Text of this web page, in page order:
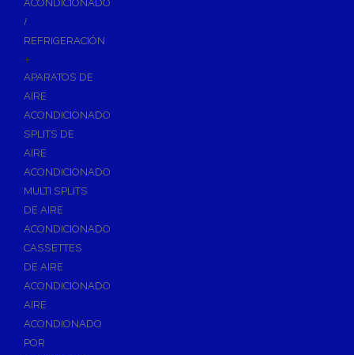
Asientos y Tapas de WC
Lavabos
Urinarios
Bidés
Vertederos Baño
Sanitarios Suspendidos
Placas de Accionamiento para Cisternas
Cisternas Empotradas
Seguridad en el Baño
Wellness
Calefacción y A.C.S
ACONDICIONADO
/
REFRIGERACIÓN
+
APARATOS DE
AIRE
ACONDICIONADO
SPLITS DE
AIRE
ACONDICIONADO
MULTI SPLITS
DE AIRE
ACONDICIONADO
CASSETTES
DE AIRE
ACONDICIONADO
AIRE
ACONDIONADO
POR